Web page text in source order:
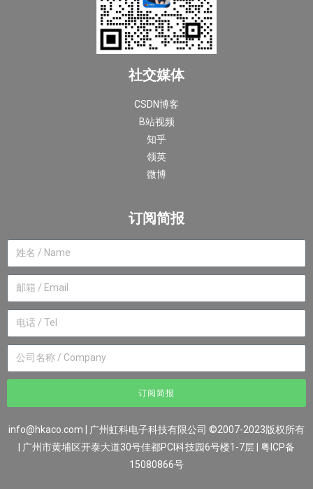
社交媒体
CSDN博客
B站视频
知乎
领英
微博
订阅简报
订阅简报
info@hkaco.com | 广州虹科电子科技有限公司 ©2007-2023版权所有
| 广州市黄埔区开泰大道30号佳都PCI科技园6号楼1-7层 粤ICP备
15080866号